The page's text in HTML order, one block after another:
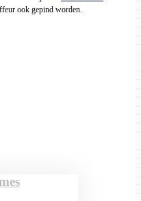
ook gepind worden.